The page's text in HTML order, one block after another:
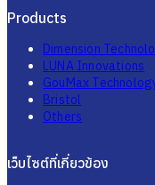
Products
Dimension
LUNA Innovations
GouMax
Bristol
Others
เว็บไซต์ที่เกี่ยวข้อง